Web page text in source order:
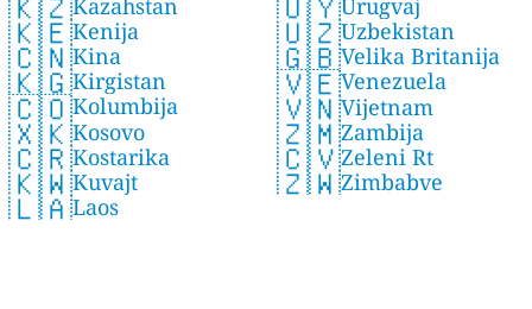
🇰🇪Kenija
🇨🇳Kina
🇰🇬Kirgistan
🇨🇴Kolumbija
🇽🇰Kosovo
🇨🇷Kostarika
🇰🇼Kuvajt
🇱🇦Laos
🇺🇿Uzbekistan
🇬🇧Velika Britanija
🇻🇪Venezuela
🇻🇳Vijetnam
🇿🇲Zambija
🇨🇻Zeleni Rt
🇿🇼Zimbabve